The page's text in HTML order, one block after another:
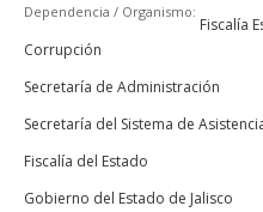
Dependencia / Organismo:
Fiscalía
Corrupción
Secretaría de Administración
Secretaría del Sistema de
Fiscalía del Estado
Gobierno del Estado de Jalisco